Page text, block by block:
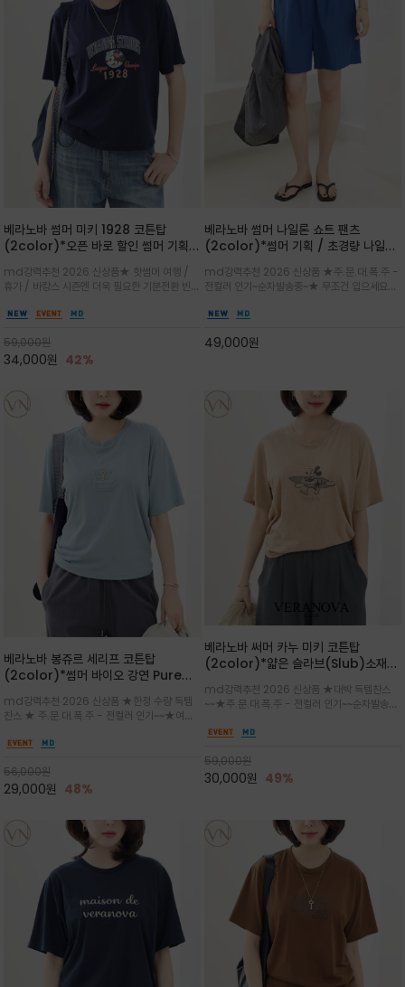
베라노바 썸머 미키 1928 코튼탑
(2color)*오픈 바로 할인 썸머 기획
★ 한정수량 제작 ★ 오가닉 코튼으로
빈티지 프린트로 여름 하의와 모두 잘어
울리는 그래픽
md강력추천 2026 신상품★ 핫썸머 여행 /
휴가 / 바캉스 시즌엔 더욱 필요한 기분전환 빈티
키 컬러 위에 빈티지한 크랙 효과의 레트로 감성
완성
59,000원
34,000원 42%
베라노바 썸머 나일론 쇼트 팬츠
(2color)*썸머 기획 / 초경량 나일론
가벼운 아이템 / 여행 / 일상 / 운동 모
두 가능한 아이템
md강력추천 2026 신상품 ★주.문.대.폭.주 -
전컬러 인기~순차발송중~★ 무조건 입으세요~~
입니다^^가볍고 드라이한 터치감의 나일론 소
룩, 모임룩, 데일리룩까지 다양하게
49,000원
베라노바 봉쥬르 세리프 코튼탑
(2color)*썸머 바이오 강연 Pure
성적인 프랑스어 수식어를 조합
md강력추천 2026 신상품 ★한정 수량 득템
찬스 ★ 주.문.대.폭.주 - 전컬러 인기~~★여름
여유로운 감성/피부에 닿는 순간 기분 좋은 청량
56,000원
29,000원 48%
베라노바 써머 카누 미키 코튼탑
(2color)*얇은 슬라브(Slub)소재
하며, 몸에 잘 달라붙지 않아 쾌적
md강력추천 2026 신상품 ★대박 득템찬스
~~★주.문.대.폭.주 - 전컬러 인기~~순차발송중
드롭숄더 핏과 부드러운 라운드넥이 편안하며, 앞
다.
59,000원
30,000원 49%